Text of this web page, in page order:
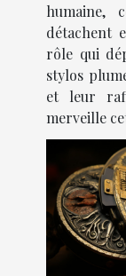
humaine,
détachent
rôle qui
stylos
et leur
merveille